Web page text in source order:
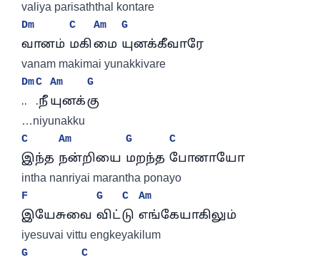
valiya parisaththal kontare
Dm
வானம்
C
மகி
Am
மை
G
யுனக்கீவாரே
vanam makimai yunakkivare
Dm
..
C
.நீ
Am
யுனக்
G
கு
…niyunakku
C
இந்த
Am
நன்றியை
G
மறந்த
C
போனாயோ
intha nanriyai marantha ponayo
F
இயேசுவை
G
விட்
C
டு
Am
எங்கேயாகிலும்
iyesuvai vittu engkeyakilum
G
C